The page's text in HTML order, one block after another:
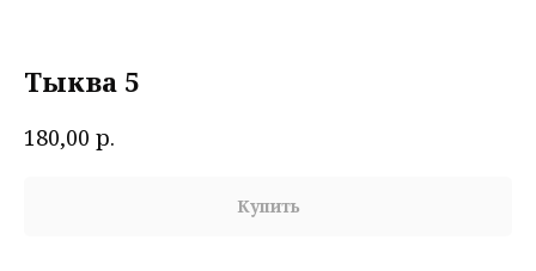
Тыква 5
180,00 р.
Купить